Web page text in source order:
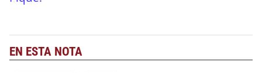
EN ESTA NOTA